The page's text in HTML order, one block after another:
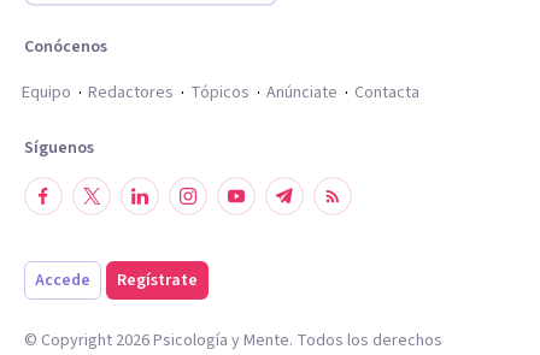
Conócenos
Equipo
Redactores Tópicos Anúnciate Contacta
Síguenos
Accede Regístrate
© Copyright 2026Psicología y Mente. Todos los derechos